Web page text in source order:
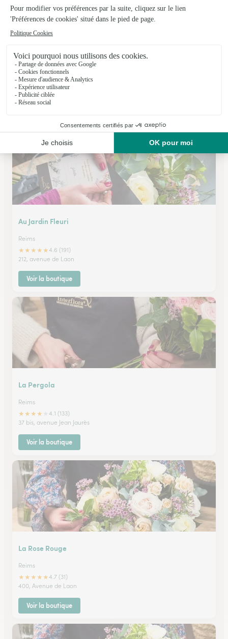
La Gayotte Fleurie
Avize
★★★★★4.4 (30)
27, allée Jules Lucotte
Au Jardin Fleuri
Reims
★★★★★4.6 (191)
212, avenue de Laon
Voir la boutique
La Pergola
Reims
★★★★
4.1 (133)
37 bis, avenue Jean Jaurès
Voir la boutique
La Rose Rouge
Reims
★★★★★4.7 (31)
400, Avenue de Laon
Voir la boutique